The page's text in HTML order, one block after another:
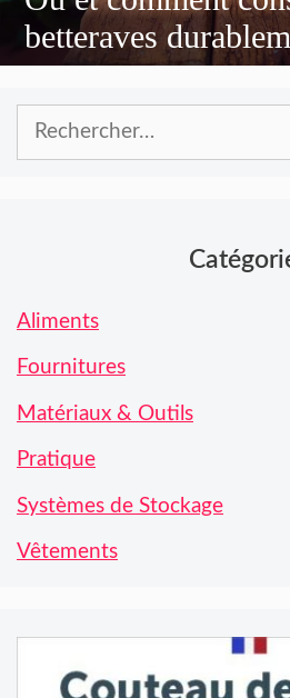
betteraves
Rechercher :
Aliments
Fournitures
Matériaux & Outils
Pratique
Systèmes de Stockage
Vêtements